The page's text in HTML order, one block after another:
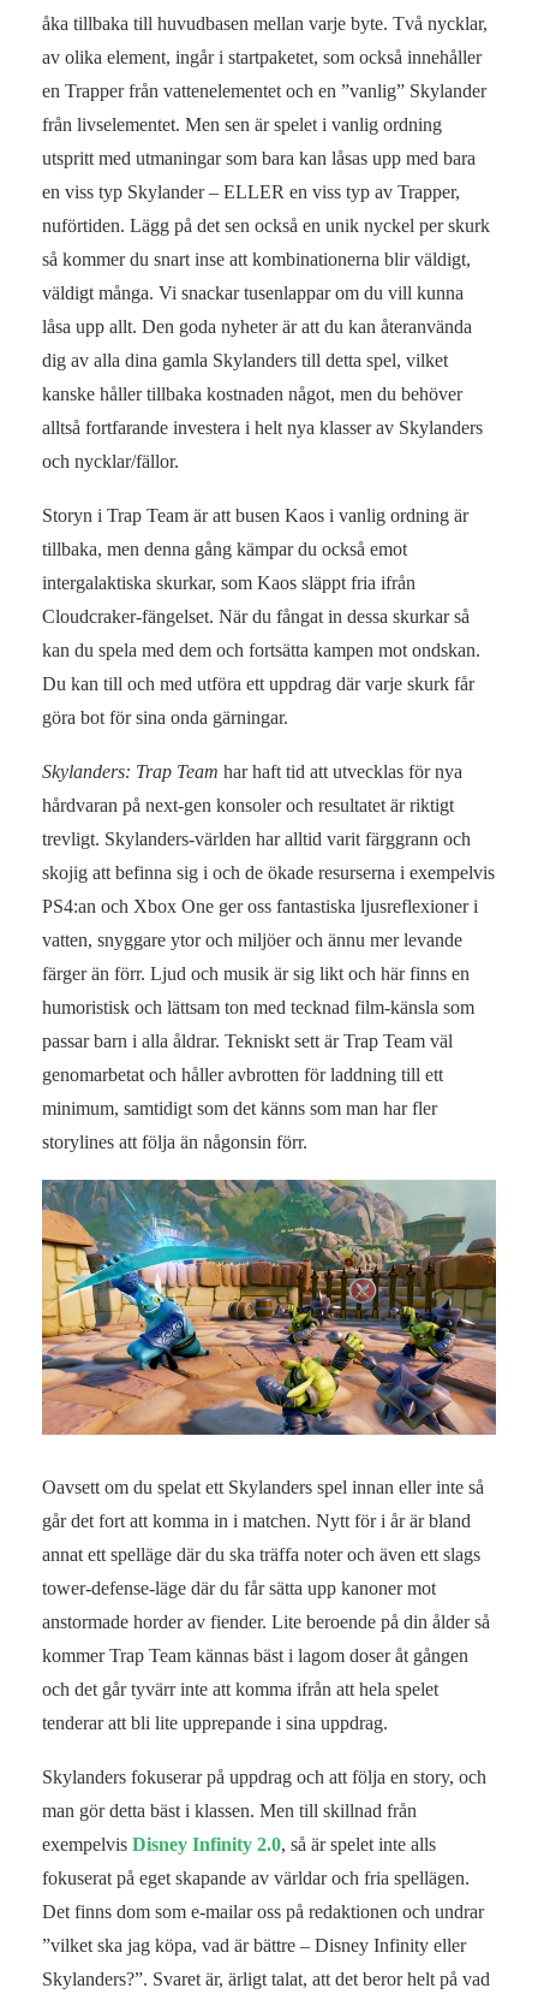
åka tillbaka till huvudbasen mellan varje byte. Två nycklar,
av olika element, ingår i startpaketet, som också innehåller
en Trapper från vattenelementet och en ”vanlig” Skylander
från livselementet. Men sen är spelet i vanlig ordning
utspritt med utmaningar som bara kan låsas upp med bara
en viss typ Skylander – ELLER en viss typ av Trapper,
nuförtiden. Lägg på det sen också en unik nyckel per skurk
så kommer du snart inse att kombinationerna blir väldigt,
väldigt många. Vi snackar tusenlappar om du vill kunna
låsa upp allt. Den goda nyheter är att du kan återanvända
dig av alla dina gamla Skylanders till detta spel, vilket
kanske håller tillbaka kostnaden något, men du behöver
alltså fortfarande investera i helt nya klasser av Skylanders
och nycklar/fällor.
Storyn i Trap Team är att busen Kaos i vanlig ordning är
tillbaka, men denna gång kämpar du också emot
intergalaktiska skurkar, som Kaos släppt fria ifrån
Cloudcraker-fängelset. När du fångat in dessa skurkar så
kan du spela med dem och fortsätta kampen mot ondskan.
Du kan till och med utföra ett uppdrag där varje skurk får
göra bot för sina onda gärningar.
Skylanders: Trap Team har haft tid att utvecklas för nya
hårdvaran på next-gen konsoler och resultatet är riktigt
trevligt. Skylanders-världen har alltid varit färggrann och
skojig att befinna sig i och de ökade resurserna i exempelvis
PS4:an och Xbox One ger oss fantastiska ljusreflexioner i
vatten, snyggare ytor och miljöer och ännu mer levande
färger än förr. Ljud och musik är sig likt och här finns en
humoristisk och lättsam ton med tecknad film-känsla som
passar barn i alla åldrar. Tekniskt sett är Trap Team väl
genomarbetat och håller avbrotten för laddning till ett
minimum, samtidigt som det känns som man har fler
storylines att följa än någonsin förr.
Oavsett om du spelat ett Skylanders spel innan eller inte så
går det fort att komma in i matchen. Nytt för i år är bland
annat ett spelläge där du ska träffa noter och även ett slags
tower-defense-läge där du får sätta upp kanoner mot
anstormade horder av fiender. Lite beroende på din ålder så
kommer Trap Team kännas bäst i lagom doser åt gången
och det går tyvärr inte att komma ifrån att hela spelet
tenderar att bli lite upprepande i sina uppdrag.
Skylanders fokuserar på uppdrag och att följa en story, och
man gör detta bäst i klassen. Men till skillnad från
exempelvis Disney Infinity 2.0, så är spelet inte alls
fokuserat på eget skapande av världar och fria spellägen.
Det finns dom som e-mailar oss på redaktionen och undrar
”vilket ska jag köpa, vad är bättre – Disney Infinity eller
Skylanders?”. Svaret är, ärligt talat, att det beror helt på vad